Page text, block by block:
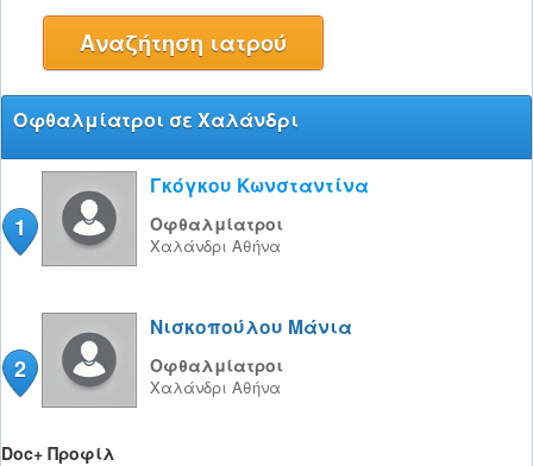
Οφθαλμίατροι σε Χαλάνδρι
1
Γκόγκου Κωνσταντίνα
Οφθαλμίατροι
Χαλάνδρι Αθήνα
2
Νισκοπούλου Μάνια
Οφθαλμίατροι
Χαλάνδρι Αθήνα
Doc+ Προφίλ